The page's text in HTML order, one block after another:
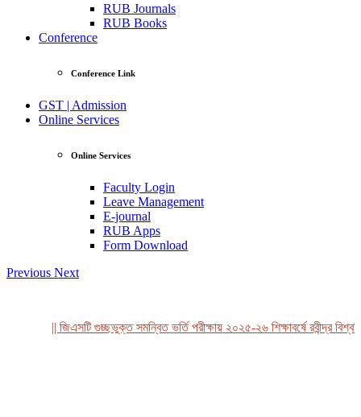
RUB Journals
RUB Books
Conference
Conference Link
GST | Admission
Online Services
Online Services
Faculty Login
Leave Management
E-journal
RUB Apps
Form Download
Previous Next
|| জিএসটি গুচ্ছভুক্ত সমন্বিত ভর্তি পরীক্ষায় ২০২৫-২৬ শিক্ষাবর্ষে রবীন্দ্র